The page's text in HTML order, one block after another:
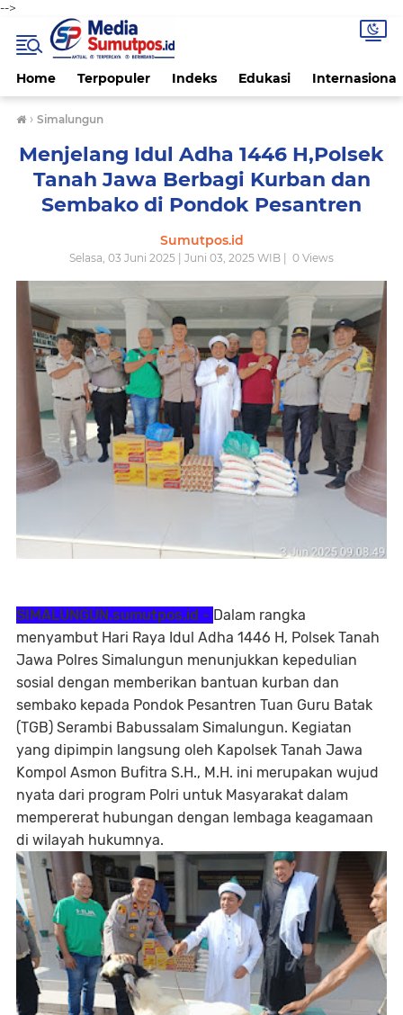
-->
Home Terpopuler Indeks Edukasi Internasional
› Simalungun
Menjelang Idul Adha 1446 H,Polsek
Tanah Jawa Berbagi Kurban dan
Sembako di Pondok Pesantren
Sumutpos.id
Selasa, 03 Juni 2025 | Juni 03, 2025 WIB | 0 Views
SIMALUNGUN.sumutpos.id - Dalam rangka
menyambut Hari Raya Idul Adha 1446 H, Polsek Tanah
Jawa Polres Simalungun menunjukkan kepedulian
sosial dengan memberikan bantuan kurban dan
sembako kepada Pondok Pesantren Tuan Guru Batak
(TGB) Serambi Babussalam Simalungun. Kegiatan
yang dipimpin langsung oleh Kapolsek Tanah Jawa
Kompol Asmon Bufitra S.H., M.H. ini merupakan wujud
nyata dari program Polri untuk Masyarakat dalam
mempererat hubungan dengan lembaga keagamaan
di wilayah hukumnya.